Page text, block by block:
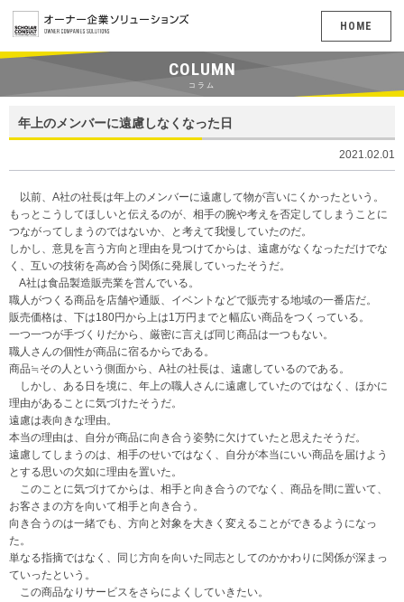
HOME
COLUMN
コラム
年上のメンバーに遠慮しなくなった日
2021.02.01
以前、A社の社長は年上のメンバーに遠慮して物が言いにくかったという。
もっとこうしてほしいと伝えるのが、相手の腕や考えを否定してしまうことに
つながってしまうのではないか、と考えて我慢していたのだ。
しかし、意見を言う方向と理由を見つけてからは、遠慮がなくなっただけでな
く、互いの技術を高め合う関係に発展していったそうだ。
A社は食品製造販売業を営んでいる。
職人がつくる商品を店舗や通販、イベントなどで販売する地域の一番店だ。
販売価格は、下は180円から上は1万円までと幅広い商品をつくっている。
一つ一つが手づくりだから、厳密に言えば同じ商品は一つもない。
職人さんの個性が商品に宿るからである。
商品≒その人という側面から、A社の社長は、遠慮しているのである。
しかし、ある日を境に、年上の職人さんに遠慮していたのではなく、ほかに
理由があることに気づけたそうだ。
遠慮は表向きな理由。
本当の理由は、自分が商品に向き合う姿勢に欠けていたと思えたそうだ。
遠慮してしまうのは、相手のせいではなく、自分が本当にいい商品を届けよう
とする思いの欠如に理由を置いた。
このことに気づけてからは、相手と向き合うのでなく、商品を間に置いて、
お客さまの方を向いて相手と向き合う。
向き合うのは一緒でも、方向と対象を大きく変えることができるようになっ
た。
単なる指摘ではなく、同じ方向を向いた同志としてのかかわりに関係が深まっ
ていったという。
この商品なりサービスをさらによくしていきたい。